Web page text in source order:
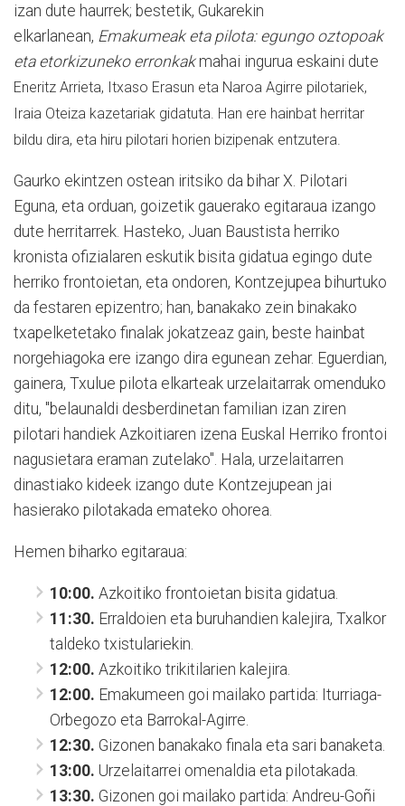
izan dute haurrek; bestetik, Gukarekin
elkarlanean, Emakumeak eta pilota: egungo oztopoak
eta etorkizuneko erronkakmahai ingurua eskaini dute
Eneritz Arrieta, Itxaso Erasun eta Naroa Agirre pilotariek,
Iraia Oteiza kazetariak gidatuta. Han ere hainbat herritar
bildu dira, eta hiru pilotari horien bizipenak entzutera.
Gaurko ekintzen ostean iritsiko da bihar X. Pilotari
Eguna, eta orduan, goizetik gauerako egitaraua izango
dute herritarrek. Hasteko, Juan Baustista herriko
kronista ofizialaren eskutik bisita gidatua egingo dute
herriko frontoietan, eta ondoren, Kontzejupea bihurtuko
da festaren epizentro; han, banakako zein binakako
txapelketetako finalak jokatzeaz gain, beste hainbat
norgehiagoka ere izango dira egunean zehar. Eguerdian,
gainera, Txulue pilota elkarteak urzelaitarrak omenduko
ditu, "belaunaldi desberdinetan familian izan ziren
pilotari handiek Azkoitiaren izena Euskal Herriko frontoi
nagusietara eraman zutelako". Hala, urzelaitarren
dinastiako kideek izango dute Kontzejupean jai
hasierako pilotakada emateko ohorea.
Hemen biharko egitaraua:
10:00. Azkoitiko frontoietan bisita gidatua.
11:30. Erraldoien eta buruhandien kalejira, Txalkor
taldeko txistulariekin.
12:00. Azkoitiko trikitilarien kalejira.
12:00. Emakumeen goi mailako partida: Iturriaga-
Orbegozo eta Barrokal-Agirre.
12:30. Gizonen banakako finala eta sari banaketa.
13:00. Urzelaitarrei omenaldia eta pilotakada.
13:30. Gizonen goi mailako partida: Andreu-Goñi